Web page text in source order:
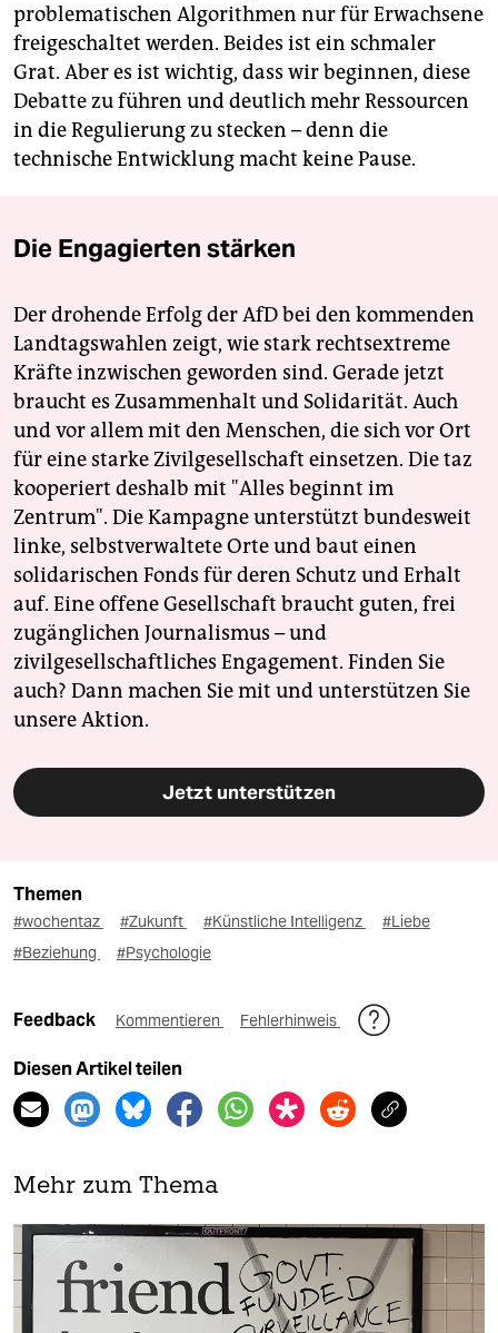
problematischen Algorithmen nur für Erwachsene
freigeschaltet werden. Beides ist ein schmaler
Grat. Aber es ist wichtig, dass wir beginnen, diese
Debatte zu führen und deutlich mehr Ressourcen
in die Regulierung zu stecken – denn die
technische Entwicklung macht keine Pause.
Die Engagierten stärken
Der drohende Erfolg der AfD bei den kommenden
Landtagswahlen zeigt, wie stark rechtsextreme
Kräfte inzwischen geworden sind. Gerade jetzt
braucht es Zusammenhalt und Solidarität. Auch
und vor allem mit den Menschen, die sich vor Ort
für eine starke Zivilgesellschaft einsetzen. Die taz
kooperiert deshalb mit "Alles beginnt im
Zentrum". Die Kampagne unterstützt bundesweit
linke, selbstverwaltete Orte und baut einen
solidarischen Fonds für deren Schutz und Erhalt
auf. Eine offene Gesellschaft braucht guten, frei
zugänglichen Journalismus – und
zivilgesellschaftliches Engagement. Finden Sie
auch? Dann machen Sie mit und unterstützen Sie
unsere Aktion.
Jetzt unterstützen
Themen
#wochentaz #Zukunft #Künstliche Intelligenz
#Liebe
#Beziehung
#Psychologie
Feedback Kommentieren Fehlerhinweis
Diesen Artikel teilen
Mehr zum Thema